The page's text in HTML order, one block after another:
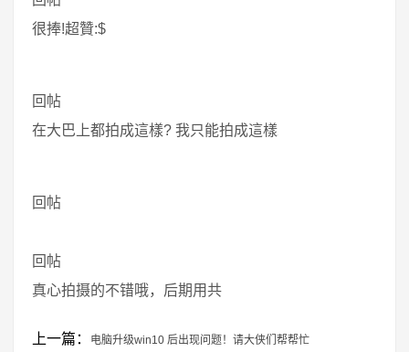
很捧!超贊:$
回帖
在大巴上都拍成這樣? 我只能拍成這樣
回帖
回帖
真心拍摄的不错哦，后期用共
上一篇： 电脑升级win10 后出现问题！请大侠们帮帮忙